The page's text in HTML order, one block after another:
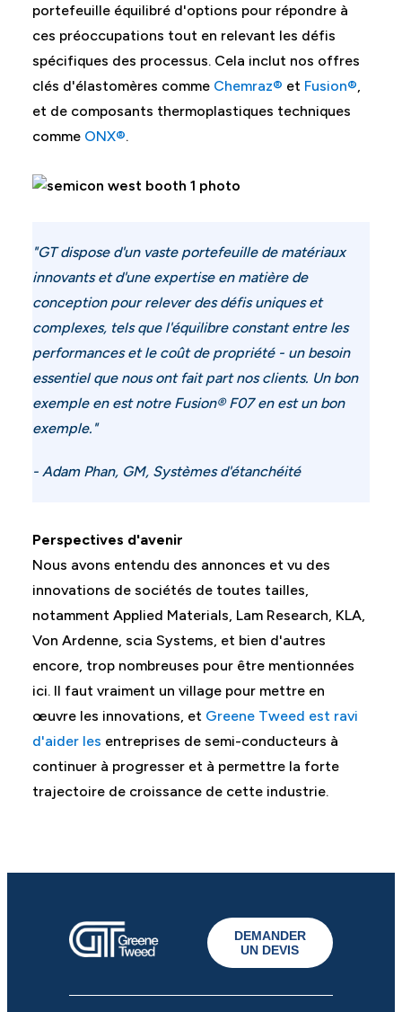
portefeuille équilibré d'options pour répondre à
ces préoccupations tout en relevant les défis
spécifiques des processus. Cela inclut nos offres
clés d'élastomères comme Chemraz® et Fusion®
et de composants thermoplastiques techniques
comme ONX®.
"GT dispose d'un vaste portefeuille de matériaux
innovants et d'une expertise en matière de
conception pour relever des défis uniques et
complexes, tels que l'équilibre constant entre les
performances et le coût de propriété - un besoin
essentiel que nous ont fait part nos clients. Un bon
exemple en est notre Fusion® F07en est un bon
exemple."
- Adam Phan, GM, Systèmes d'étanchéité
Perspectives d'avenir
Nous avons entendu des annonces et vu des
innovations de sociétés de toutes tailles,
notamment Applied Materials, Lam Research, KLA,
Von Ardenne, scia Systems, et bien d'autres
encore, trop nombreuses pour être mentionnées
ici. Il faut vraiment un village pour mettre en
œuvre les innovations, et Greene Tweed est ravi
d'aider les entreprises de semi-conducteurs à
continuer à progresser et à permettre la forte
trajectoire de croissance de cette industrie.
DEMANDER
UN DEVIS